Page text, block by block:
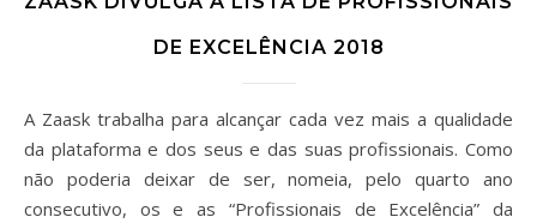
DE EXCELÊNCIA 2018
A Zaask trabalha para alcançar cada vez mais a qualidade
da plataforma e dos seus e das suas profissionais. Como
não poderia deixar de ser, nomeia, pelo quarto ano
consecutivo, os e as “Profissionais de Excelência” da